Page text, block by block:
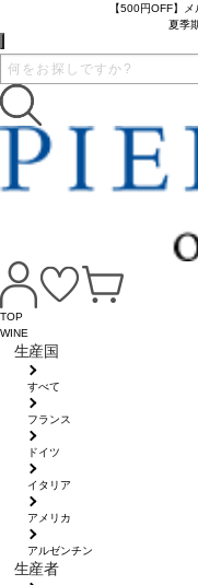
【500円OFF】
夏季
TOP
WINE
生産国
すべて
フランス
ドイツ
イタリア
アメリカ
アルゼンチン
生産者